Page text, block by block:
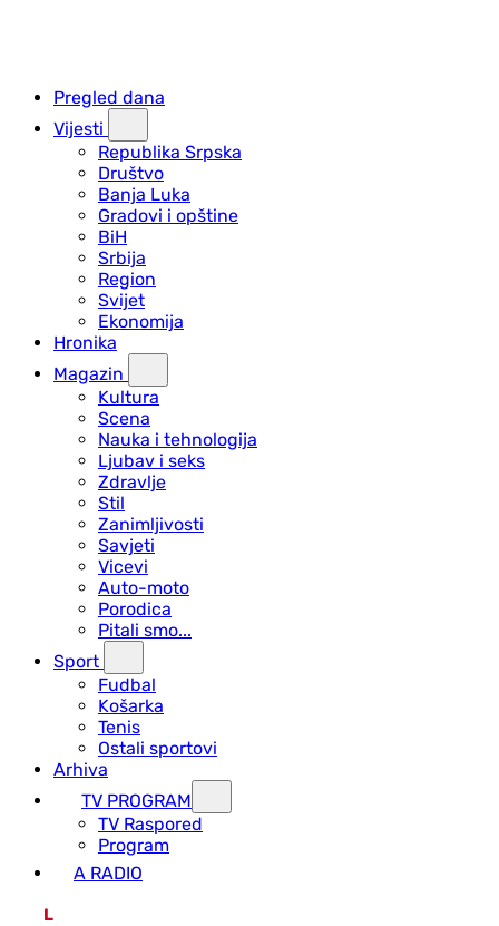
Pregled dana
Vijesti
Republika Srpska
Društvo
Banja Luka
Gradovi i opštine
BiH
Srbija
Region
Svijet
Ekonomija
Hronika
Magazin
Kultura
Scena
Nauka i tehnologija
Ljubav i seks
Zdravlje
Stil
Zanimljivosti
Savjeti
Vicevi
Auto-moto
Porodica
Pitali smo...
Sport
Fudbal
Košarka
Tenis
Ostali sportovi
Arhiva
TV PROGRAM
ТV Raspored
Program
A RADIO
L